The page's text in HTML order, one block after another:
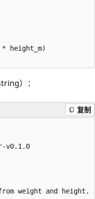
height_m)
）：
复制
v0.1.0
weight and height.